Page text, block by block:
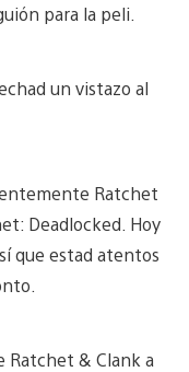
para la peli.
un vistazo al
Ratchet
Deadlocked. Hoy
que estad atentos
Ratchet & Clank a